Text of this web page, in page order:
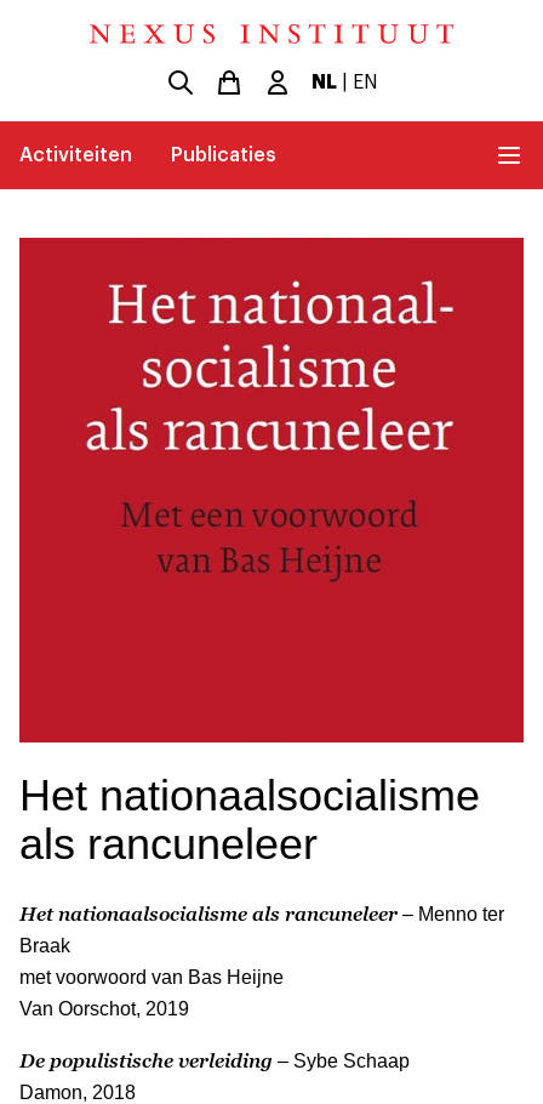
NL| EN
Activiteiten Publicaties
Het nationaalsocialisme
als rancuneleer
Het nationaalsocialisme als rancuneleer – Menno ter
Braak
met voorwoord van Bas Heijne
Van Oorschot, 2019
De populistische verleiding – Sybe Schaap
Damon, 2018